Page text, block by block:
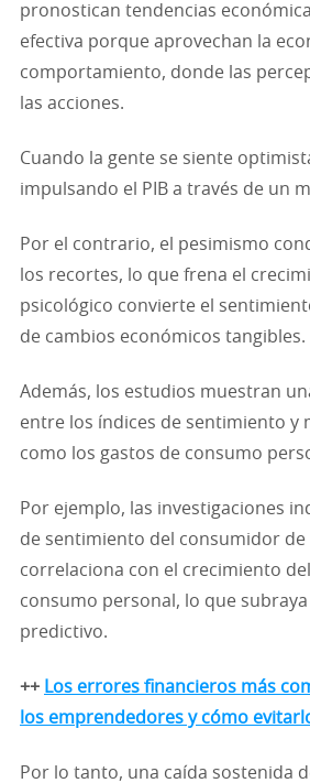
pronostican tendencias
efectiva porque aprovechan la
comportamiento, donde las
las acciones.
Cuando la gente se siente
impulsando el PIB a través de un
Por el contrario, el pesimismo
los recortes, lo que frena el
psicológico convierte el
de cambios económicos tangibles.
Además, los estudios muestran
entre los índices de sentimiento y
como los gastos de consumo
Por ejemplo, las investigaciones
de sentimiento del consumidor de
correlaciona con el crecimiento
consumo personal, lo que
predictivo.
++ Los errores financieros más
los emprendedores y cómo
Por lo tanto, una caída sostenida